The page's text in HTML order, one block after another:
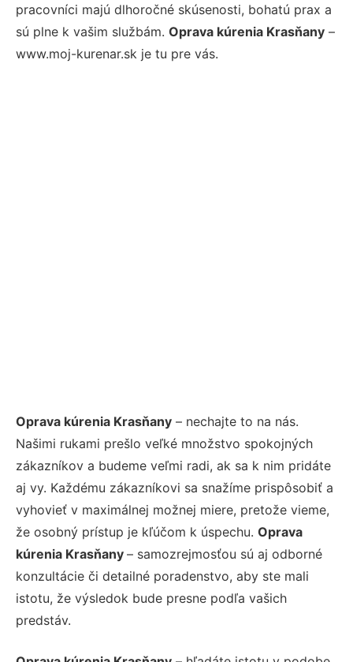
pracovníci majú dlhoročné skúsenosti, bohatú prax a
sú plne k vašim službám. Oprava kúrenia Krasňany –
www.moj-kurenar.sk je tu pre vás.
Oprava kúrenia Krasňany – nechajte to na nás.
Našimi rukami prešlo veľké množstvo spokojných
zákazníkov a budeme veľmi radi, ak sa k nim pridáte
aj vy. Každému zákazníkovi sa snažíme prispôsobiť a
vyhovieť v maximálnej možnej miere, pretože vieme,
že osobný prístup je kľúčom k úspechu. Oprava
kúrenia Krasňany – samozrejmosťou sú aj odborné
konzultácie či detailné poradenstvo, aby ste mali
istotu, že výsledok bude presne podľa vašich
predstáv.